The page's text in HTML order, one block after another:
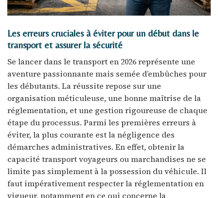
Les erreurs cruciales à éviter pour un début dans le
transport et assurer la sécurité
Se lancer dans le transport en 2026 représente une
aventure passionnante mais semée d’embûches pour
les débutants. La réussite repose sur une
organisation méticuleuse, une bonne maîtrise de la
réglementation, et une gestion rigoureuse de chaque
étape du processus. Parmi les premières erreurs à
éviter, la plus courante est la négligence des
démarches administratives. En effet, obtenir la
capacité transport voyageurs ou marchandises ne se
limite pas simplement à la possession du véhicule. Il
faut impérativement respecter la réglementation en
vigueur, notamment en ce qui concerne la